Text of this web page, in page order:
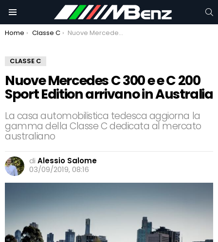
You are here:
Home Classe C Nuove Mercedes C 300 e e C 200 Sport Edition arrivano in Australia
CLASSE C
Nuove Mercedes C 300 e e C 200
Sport Edition arrivano in Australia
La casa automobilistica tedesca aggiorna la
gamma della Classe C dedicata al mercato
australiano
di Alessio Salome
03/09/2019, 08:16